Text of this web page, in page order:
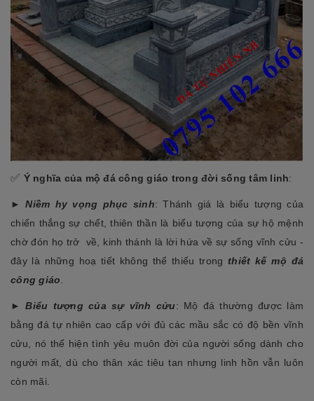
✅ Ý nghĩa của mộ đá công giáo trong đời sống tâm linh:
► Niềm hy vọng phục sinh: Thánh giá là biểu tượng của
chiến thắng sự chết, thiên thần là biểu tượng của sự hộ mệnh
chờ đón họ trở về, kinh thánh là lời hứa về sự sống vĩnh cửu -
đây là những hoạ tiết không thể thiếu trongthiết kế mộ đá
công giáo.
►Biểu tượng của sự vĩnh cửu: Mộ đá thường được làm
bằng đá tự nhiên cao cấp với đủ các mầu sắc có độ bền vĩnh
cửu, nó thể hiện tình yêu muôn đời của người sống dành cho
người mất, dù cho thân xác tiêu tan nhưng linh hồn vẫn luôn
còn mãi.